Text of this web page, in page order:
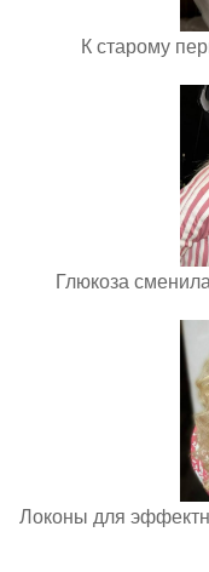
К старому
Глюкоза
Локоны для